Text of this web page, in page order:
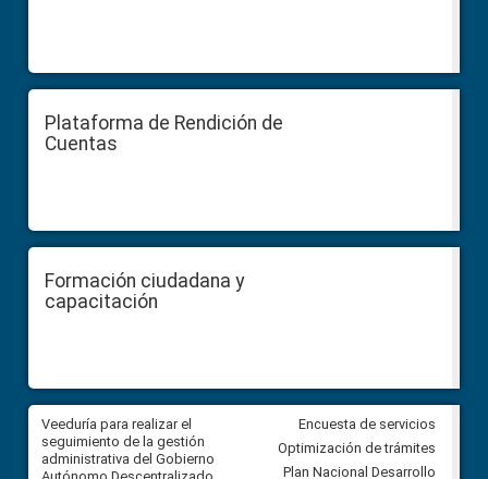
Plataforma de Rendición de
Cuentas
Formación ciudadana y
capacitación
Veeduría para realizar el
seguimiento de la gestión
administrativa del Gobierno
Veeduría para vigilar los
derivados de la Audiencia
Encuesta de servicios
Optimización de trámites
Plan Nacional Desarrollo